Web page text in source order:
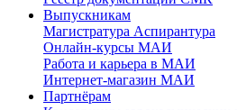
Выпускникам
Магистратура Аспирантура
Онлайн-курсы МАИ
Работа и карьера в МАИ
Интернет-магазин МАИ
Партнёрам